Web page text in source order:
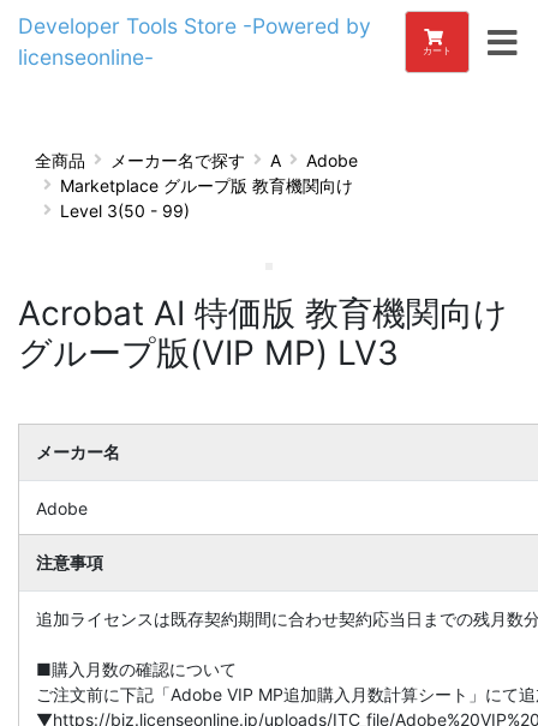
Developer Tools Store -Powered by
licenseonline-
カート
全商品 メーカー名で探す A
Adobe
Marketplace グループ版 教育機関向け
Level 3(50 - 99)
Acrobat AI 特価版 教育機関向け
グループ版(VIP MP) LV3
メーカー名
Adobe
注意事項
追加ライセンスは既存契約期間に合わせ契約応当日までの残月数
■購入月数の確認について
ご注文前に下記「Adobe VIP MP追加購入月数計算シート」にて
▼https://biz.licenseonline.jp/uploads/ITC_file/